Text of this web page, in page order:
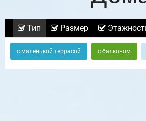
Тип Размер
с маленькой террасой с балконом